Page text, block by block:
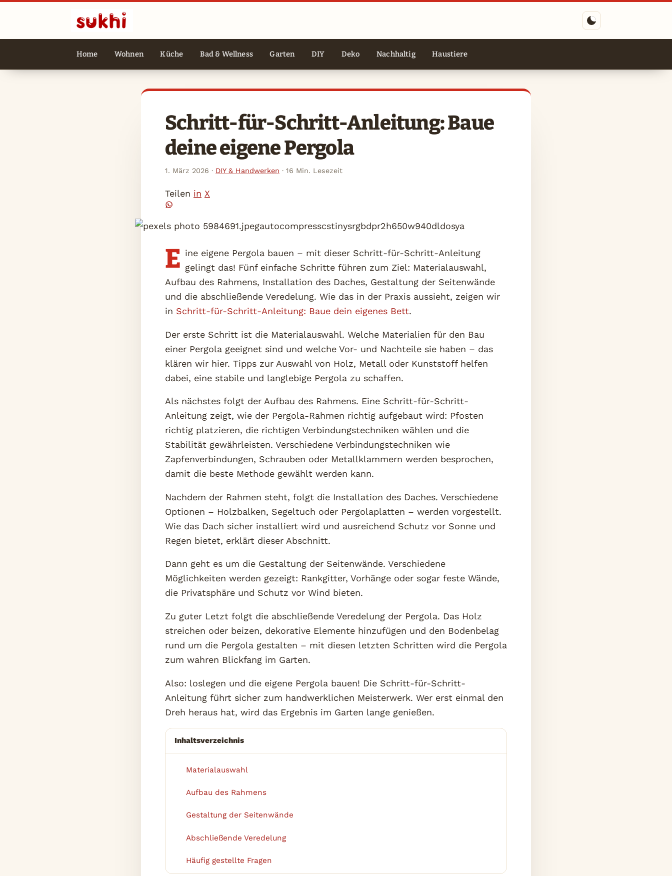
Home Wohnen Küche Bad & Wellness Garten DIY Deko Nachhaltig Haustiere
Schritt-für-Schritt-Anleitung: Baue
deine eigene Pergola
1. März 2026 · DIY & Handwerken · 16 Min. Lesezeit
Teilen in X
E ine eigene Pergola bauen – mit dieser Schritt-für-Schritt-Anleitung
gelingt das! Fünf einfache Schritte führen zum Ziel: Materialauswahl,
Aufbau des Rahmens, Installation des Daches, Gestaltung der Seitenwände
und die abschließende Veredelung. Wie das in der Praxis aussieht, zeigen wir
in Schritt-für-Schritt-Anleitung: Baue dein eigenes Bett.
Der erste Schritt ist die Materialauswahl. Welche Materialien für den Bau
einer Pergola geeignet sind und welche Vor- und Nachteile sie haben – das
klären wir hier. Tipps zur Auswahl von Holz, Metall oder Kunststoff helfen
dabei, eine stabile und langlebige Pergola zu schaffen.
Als nächstes folgt der Aufbau des Rahmens. Eine Schritt-für-Schritt-
Anleitung zeigt, wie der Pergola-Rahmen richtig aufgebaut wird: Pfosten
richtig platzieren, die richtigen Verbindungstechniken wählen und die
Stabilität gewährleisten. Verschiedene Verbindungstechniken wie
Zapfenverbindungen, Schrauben oder Metallklammern werden besprochen,
damit die beste Methode gewählt werden kann.
Nachdem der Rahmen steht, folgt die Installation des Daches. Verschiedene
Optionen – Holzbalken, Segeltuch oder Pergolaplatten – werden vorgestellt.
Wie das Dach sicher installiert wird und ausreichend Schutz vor Sonne und
Regen bietet, erklärt dieser Abschnitt.
Dann geht es um die Gestaltung der Seitenwände. Verschiedene
Möglichkeiten werden gezeigt: Rankgitter, Vorhänge oder sogar feste Wände,
die Privatsphäre und Schutz vor Wind bieten.
Zu guter Letzt folgt die abschließende Veredelung der Pergola. Das Holz
streichen oder beizen, dekorative Elemente hinzufügen und den Bodenbelag
rund um die Pergola gestalten – mit diesen letzten Schritten wird die Pergola
zum wahren Blickfang im Garten.
Also: loslegen und die eigene Pergola bauen! Die Schritt-für-Schritt-
Anleitung führt sicher zum handwerklichen Meisterwerk. Wer erst einmal den
Dreh heraus hat, wird das Ergebnis im Garten lange genießen.
Inhaltsverzeichnis
Materialauswahl
Aufbau des Rahmens
Gestaltung der Seitenwände
Abschließende Veredelung
Häufig gestellte Fragen